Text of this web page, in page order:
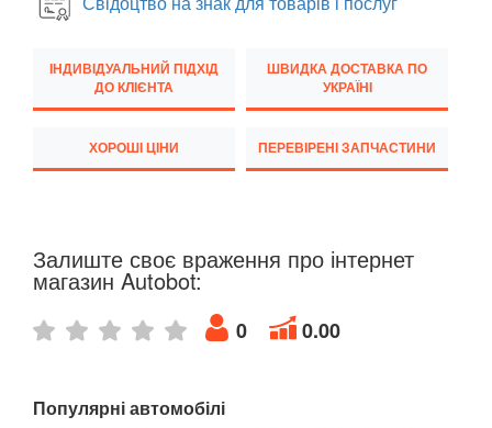
SUBARU
TESLA
TOYOTA keyboard_arrow_down
В наявності!
ІНДИВІДУАЛЬНИЙ ПІДХІД
ДО КЛІЄНТА
ШВИДКА ДОСТАВКА ПО
УКРАЇНІ
ХОРОШІ ЦІНИ ПЕРЕВІРЕНІ ЗАПЧАСТИНИ
Залиште своє враження про інтернет
магазин Autobot:
0 0.00
Популярні автомобілі